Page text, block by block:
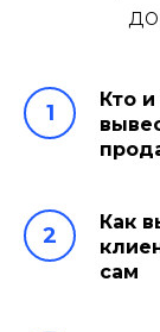
Кто
Как
сам